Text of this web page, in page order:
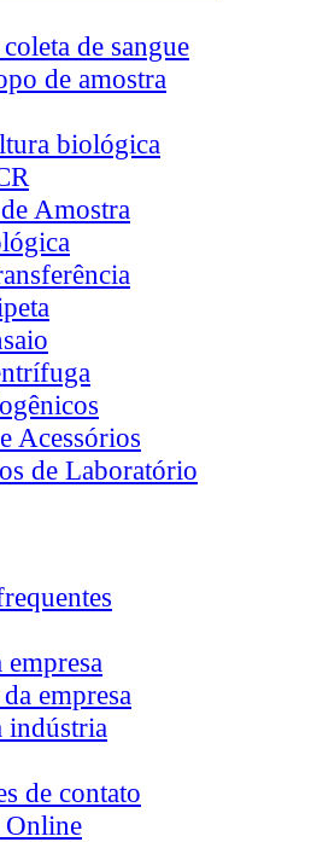
de sangue
de amostra
biológica
Amostra
Acessórios
de Laboratório
empresa
indústria
de contato
Online